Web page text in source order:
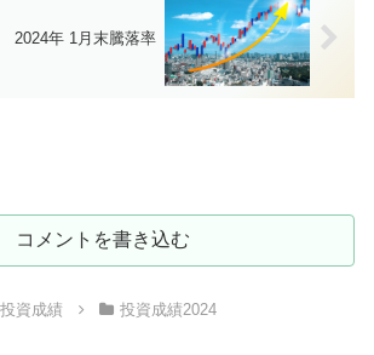
2024年 1月末騰落率
コメントを書き込む
資成績 投資成績2024